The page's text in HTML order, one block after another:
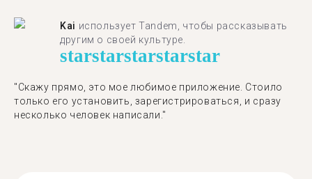
Kai использует Tandem, чтобы рассказывать
другим о своей культуре.
starstarstarstarstar
"Скажу прямо, это мое любимое приложение. Стоило
только его установить, зарегистрироваться, и сразу
несколько человек написали."